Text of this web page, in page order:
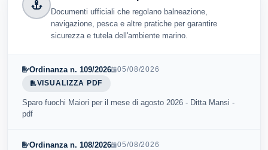
Documenti ufficiali che regolano balneazione,
navigazione, pesca e altre pratiche per garantire
sicurezza e tutela dell'ambiente marino.
Ordinanza n. 109/2026
05/08/2026
VISUALIZZA PDF
Sparo fuochi Maiori per il mese di agosto 2026 - Ditta Mansi -
pdf
Ordinanza n. 108/2026
05/08/2026